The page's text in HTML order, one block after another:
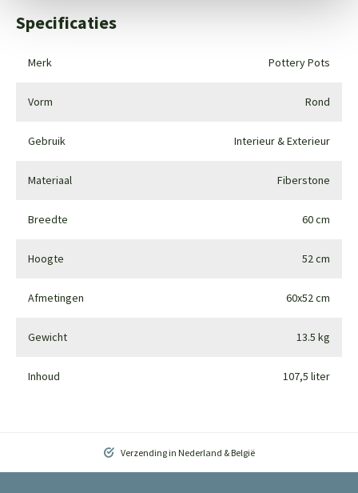
Specificaties
Merk Pottery Pots
Vorm Rond
Gebruik Interieur & Exterieur
Materiaal Fiberstone
Breedte 60 cm
Hoogte 52 cm
Afmetingen 60x52 cm
Gewicht 13.5 kg
Inhoud 107,5 liter
Verzending in Nederland & België